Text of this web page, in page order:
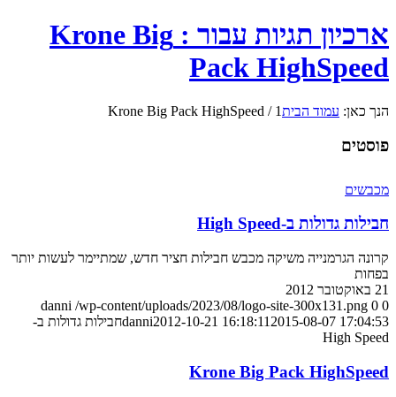
ארכיון תגיות עבור : Krone Big
Pack HighSpeed
הנך כאן: עמוד הבית1
/
Krone Big Pack HighSpeed
פוסטים
מכבשים
חבילות גדולות ב-High Speed
קרונה הגרמנייה משיקה מכבש חבילות חציר חדש, שמתיימר לעשות יותר
בפחות
21 באוקטובר 2012
0
0
danni /wp-content/uploads/2023/08/logo-site-300x131.png
danni2012-10-21 16:18:11 2015-08-07 17:04:53
חבילות גדולות ב-
High Speed
Krone Big Pack HighSpeed